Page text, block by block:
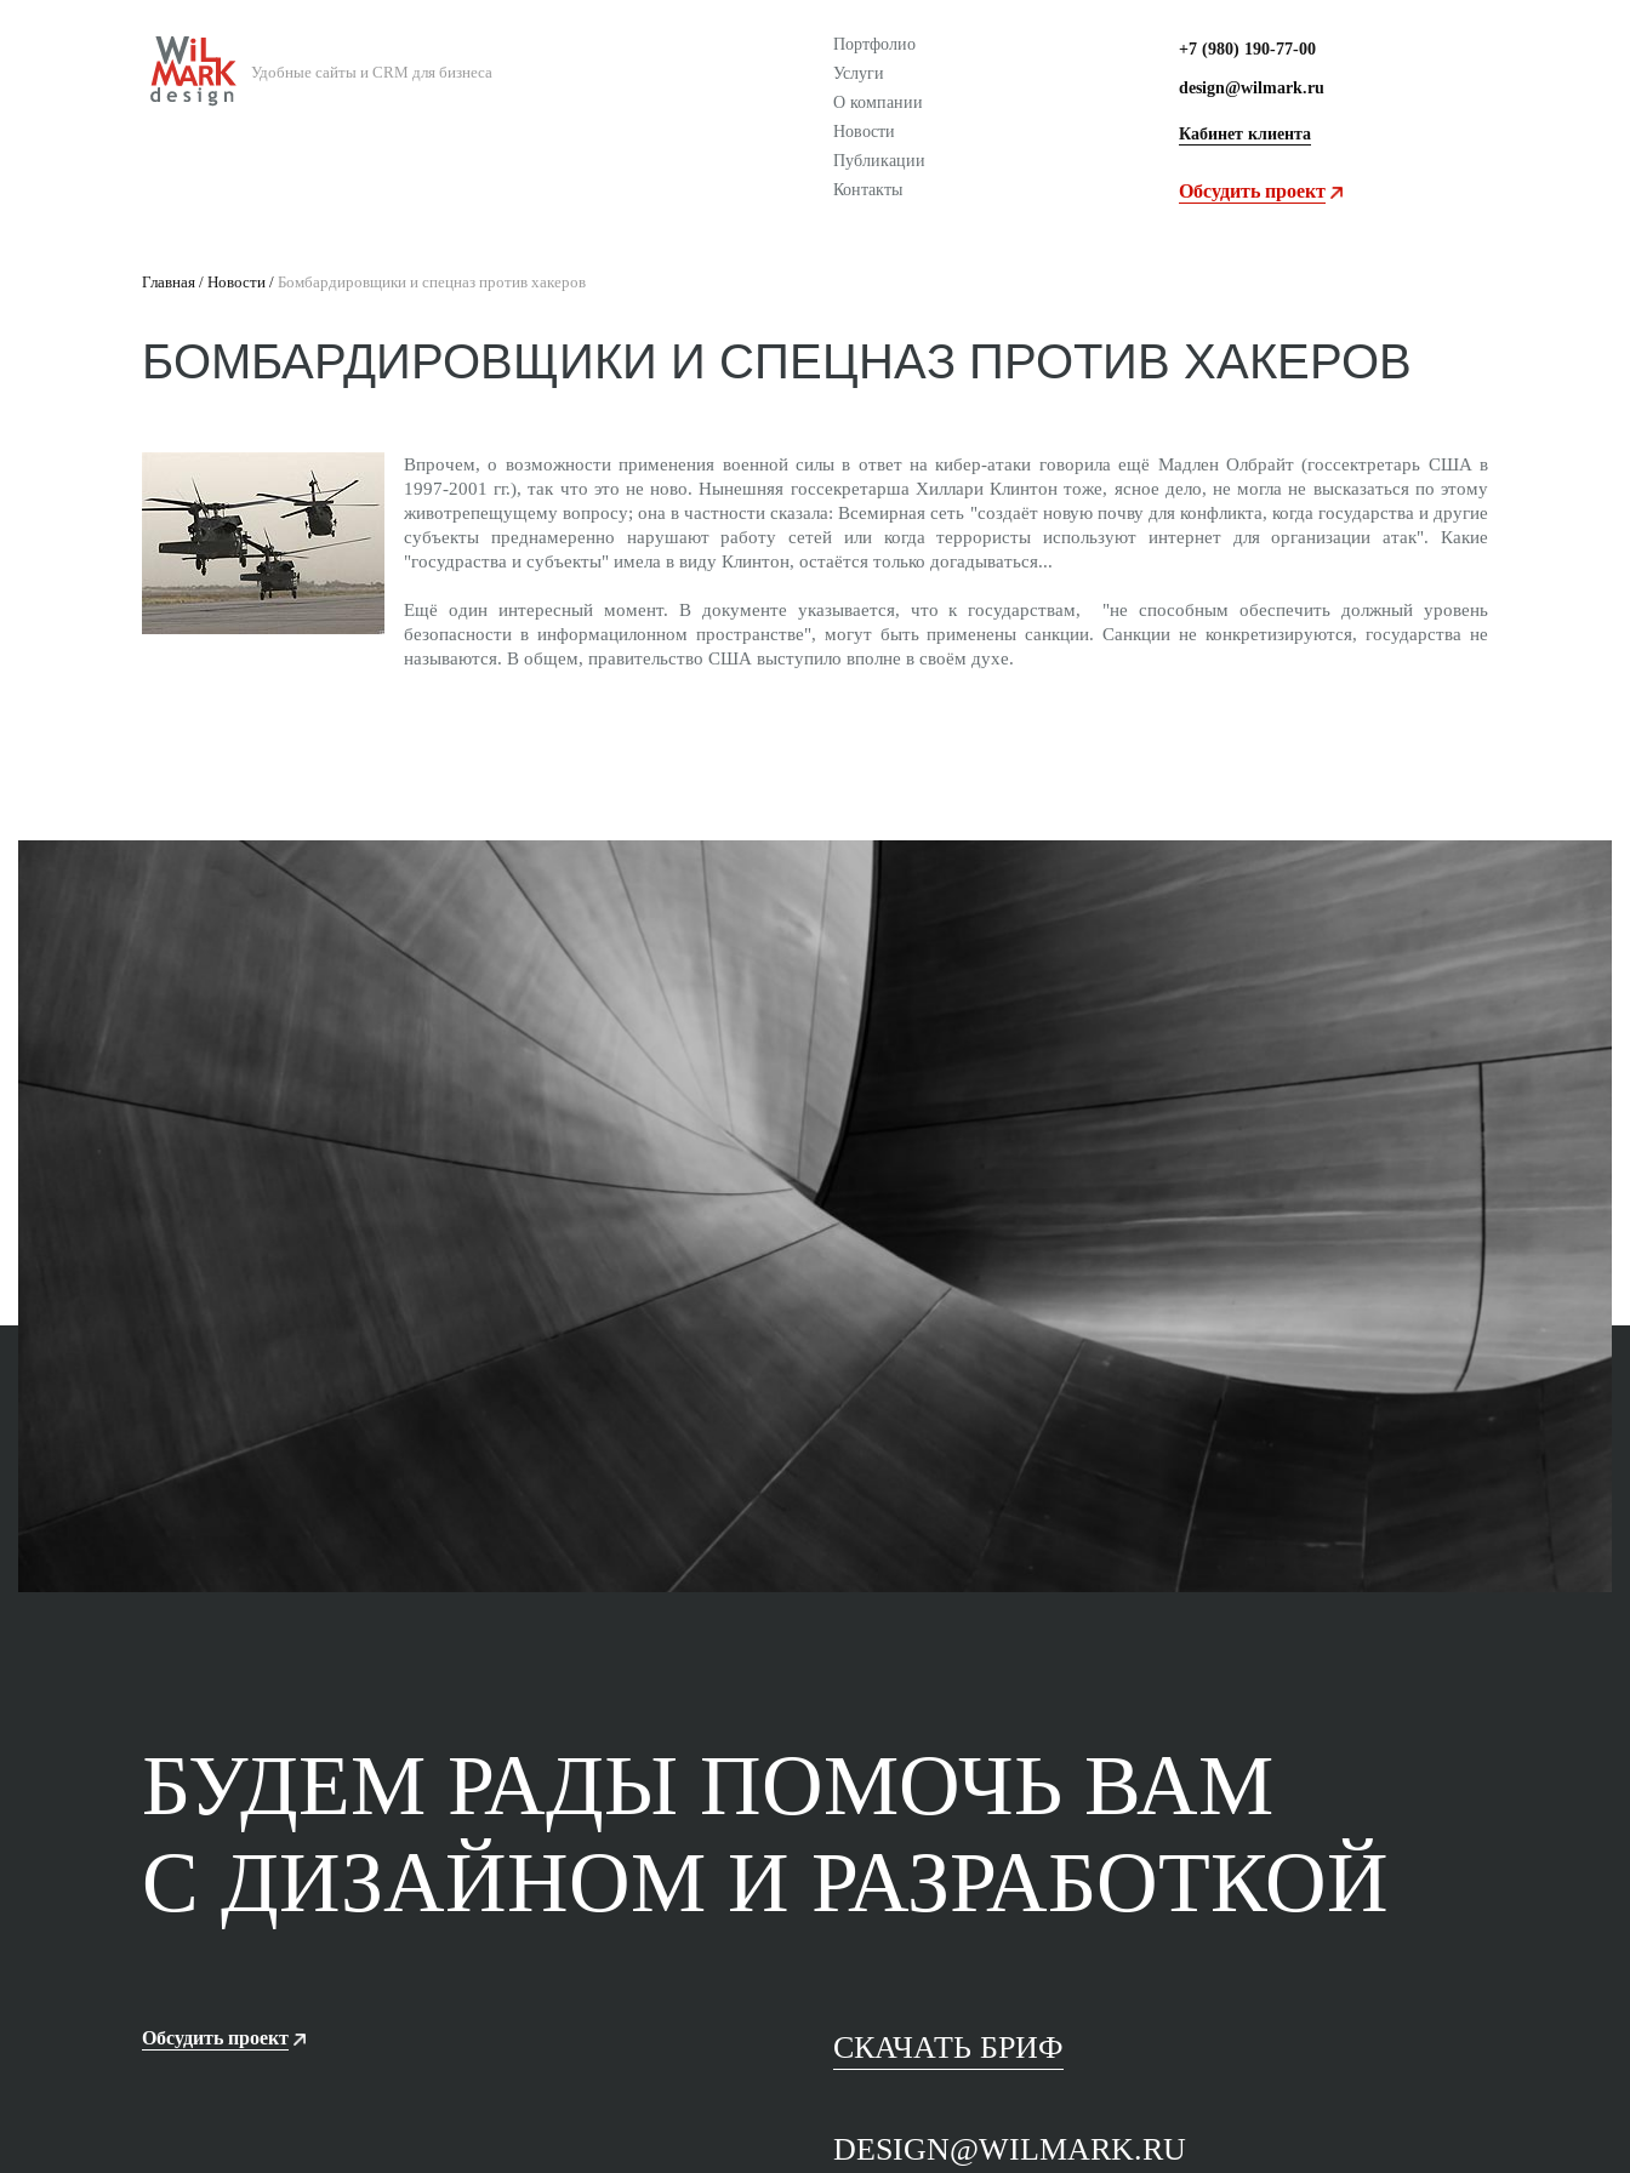
Удобные сайты и CRM для бизнеса
+7 (980) 190-77-00
design@wilmark.ru
Кабинет клиента
Обсудить проект
Портфолио
Услуги
О компании
Новости
Публикации
Контакты
Главная Новости Бомбардировщики и спецназ против хакеров
БОМБАРДИРОВЩИКИ И СПЕЦНАЗ ПРОТИВ ХАКЕРОВ
Впрочем, о возможности применения военной силы в ответ на кибер-атаки говорила ещё Мадлен Олбрайт (госсектретарь США в
1997-2001 гг.), так что это не ново. Нынешняя госсекретарша Хиллари Клинтон тоже, ясное дело, не могла не высказаться по этому
животрепещущему вопросу; она в частности сказала: Всемирная сеть "создаёт новую почву для конфликта, когда государства и другие
субъекты преднамеренно нарушают работу сетей или когда террористы используют интернет для организации атак". Какие
"госудраства и субъекты" имела в виду Клинтон, остаётся только догадываться...
Ещё один интересный момент. В документе указывается, что к государствам, "не способным обеспечить должный уровень
безопасности в информацилонном пространстве", могут быть применены санкции. Санкции не конкретизируются, государства не
называются. В общем, правительство США выступило вполне в своём духе.
БУДЕМ РАДЫ ПОМОЧЬ ВАМ
С ДИЗАЙНОМ И РАЗРАБОТКОЙ
Обсудить проект СКАЧАТЬ БРИФ
DESIGN@WILMARK.RU